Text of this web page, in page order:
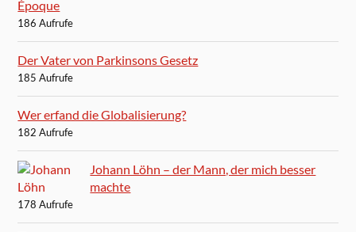
Époque
186 Aufrufe
Der Vater von Parkinsons Gesetz
185 Aufrufe
Wer erfand die Globalisierung?
182 Aufrufe
Johann Löhn – der Mann, der mich besser
machte
178 Aufrufe